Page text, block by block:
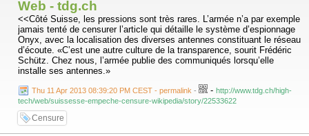
Web - tdg.ch
<<Côté Suisse, les pressions sont très rares. L’armée n’a par exemple
jamais tenté de censurer l’article qui détaille le système d’espionnage
Onyx, avec la localisation des diverses antennes constituant le réseau
d’écoute. «C’est une autre culture de la transparence, sourit Frédéric
Schütz. Chez nous, l’armée publie des communiqués lorsqu’elle
installe ses antennes.»
Thu 11 Apr 2013 08:39:20 PM CEST - permalink - - http://www.tdg.ch/high-
tech/web/suissesse-empeche-censure-wikipedia/story/22533622
Censure